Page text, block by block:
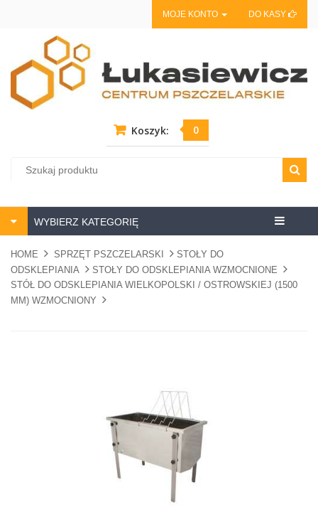
MOJE KONTO DO KASY
Koszyk: 0
Centrum
WYBIERZ KATEGORIĘ
HOME SPRZĘT PSZCZELARSKI
STOŁY DO
ODSKLEPIANIA
STOŁY DO ODSKLEPIANIA WZMOCNIONE
STÓŁ DO ODSKLEPIANIA WIELKOPOLSKI / OSTROWSKIEJ (1500
MM) WZMOCNIONY